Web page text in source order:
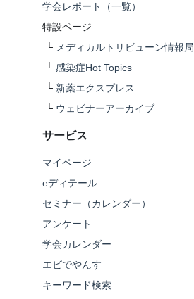
学会レポート（一覧）
特設ページ
└ メディカルトリビューン情報局
└ 感染症Hot Topics
└ 新薬エクスプレス
└ ウェビナーアーカイブ
サービス
マイページ
eディテール
セミナー（カレンダー）
アンケート
学会カレンダー
エビでやんす
キーワード検索